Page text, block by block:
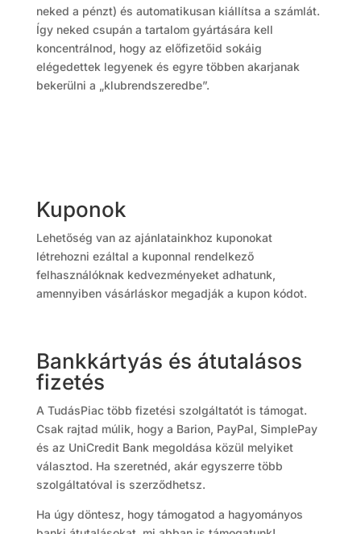
neked a pénzt) és automatikusan kiállítsa a számlát.
Így neked csupán a tartalom gyártására kell
koncentrálnod, hogy az előfizetőid sokáig
elégedettek legyenek és egyre többen akarjanak
bekerülni a „klubrendszeredbe”.
Kuponok
Lehetőség van az ajánlatainkhoz kuponokat
létrehozni ezáltal a kuponnal rendelkező
felhasználóknak kedvezményeket adhatunk,
amennyiben vásárláskor megadják a kupon kódot.
Bankkártyás és átutalásos
fizetés
A TudásPiac több fizetési szolgáltatót is támogat.
Csak rajtad múlik, hogy a Barion, PayPal, SimplePay
és az UniCredit Bank megoldása közül melyiket
választod. Ha szeretnéd, akár egyszerre több
szolgáltatóval is szerződhetsz.
Ha úgy döntesz, hogy támogatod a hagyományos